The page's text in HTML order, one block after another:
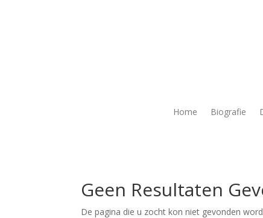
Home Biografie
Geen Resultaten
De pagina die u zocht kon niet gevonden